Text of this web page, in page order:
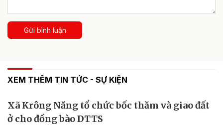
Gửi bình luận
XEM THÊM TIN TỨC - SỰ KIỆN
Xã Krông Năng tổ chức bốc thăm và giao đất
ở cho đồng bào DTTS